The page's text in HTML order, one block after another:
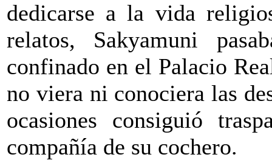
dedicarse a la vida
relatos, Sakyamuni
confinado en el Palacio
no viera ni conociera las
ocasiones consiguió
compañía de su cochero.